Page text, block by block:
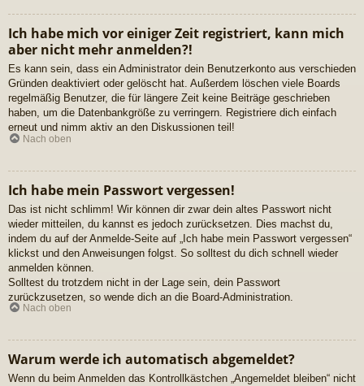
Ich habe mich vor einiger Zeit registriert, kann mich
aber nicht mehr anmelden?!
Es kann sein, dass ein Administrator dein Benutzerkonto aus verschieden
Gründen deaktiviert oder gelöscht hat. Außerdem löschen viele Boards
regelmäßig Benutzer, die für längere Zeit keine Beiträge geschrieben
haben, um die Datenbankgröße zu verringern. Registriere dich einfach
erneut und nimm aktiv an den Diskussionen teil!
Nach oben
Ich habe mein Passwort vergessen!
Das ist nicht schlimm! Wir können dir zwar dein altes Passwort nicht
wieder mitteilen, du kannst es jedoch zurücksetzen. Dies machst du,
indem du auf der Anmelde-Seite auf „Ich habe mein Passwort vergessen“
klickst und den Anweisungen folgst. So solltest du dich schnell wieder
anmelden können.
Solltest du trotzdem nicht in der Lage sein, dein Passwort
zurückzusetzen, so wende dich an die Board-Administration.
Nach oben
Warum werde ich automatisch abgemeldet?
Wenn du beim Anmelden das Kontrollkästchen „Angemeldet bleiben“ nicht